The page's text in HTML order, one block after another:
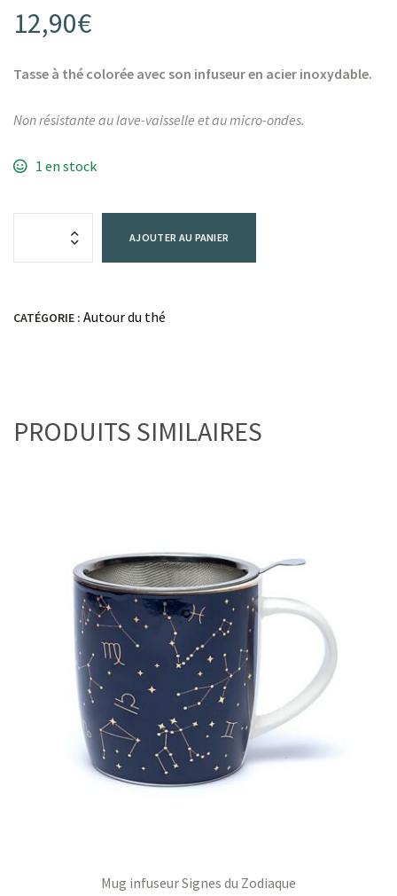
12,90€
Tasse à thé colorée avec son infuseur en acier inoxydable.
Non résistante au lave-vaisselle et au micro-ondes.
1 en stock
AJOUTER AU PANIER
CATÉGORIE : Autour du thé
PRODUITS SIMILAIRES
Mug infuseur Signes du Zodiaque